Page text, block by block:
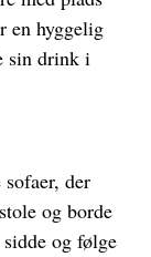
en hyggelig
sin drink i
der
og borde
og følge